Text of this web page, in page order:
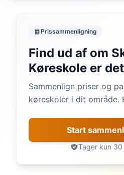
Prissammenligning
Find ud af om
Køreskole er
Sammenlign priser og
køreskoler i dit område.
Start
Tager kun